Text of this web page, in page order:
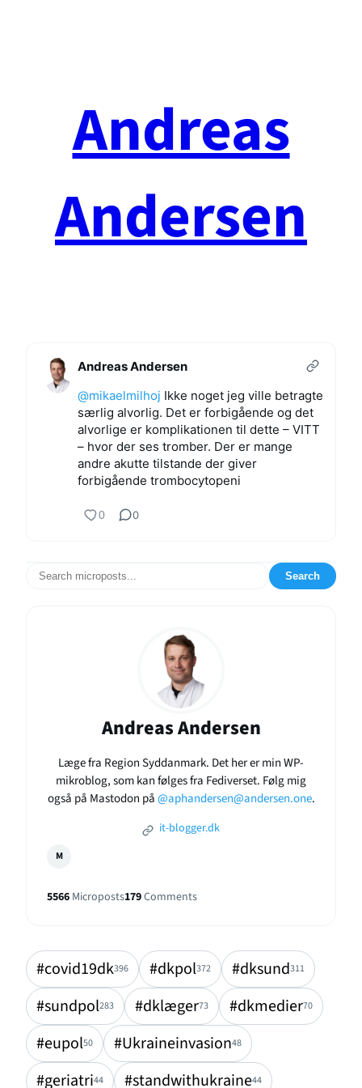
Andreas
Andersen
Andreas Andersen
@mikaelmilhoj Ikke noget jeg ville betragte
særlig alvorlig. Det er forbigående og det
alvorlige er komplikationen til dette – VITT
– hvor der ses tromber. Der er mange
andre akutte tilstande der giver
forbigående trombocytopeni
0 0
Search
Andreas Andersen
Læge fra Region Syddanmark. Det her er min WP-
mikroblog, som kan følges fra Fediverset. Følg mig
også på Mastodon på@aphandersen@andersen.one.
it-blogger.dk
M
5566 Microposts179Comments
#covid19dk396 #dkpol372 #dksund311
#sundpol283 #dklæger73 #dkmedier70
#eupol50 #Ukraineinvasion48
#geriatri44 #standwithukraine44